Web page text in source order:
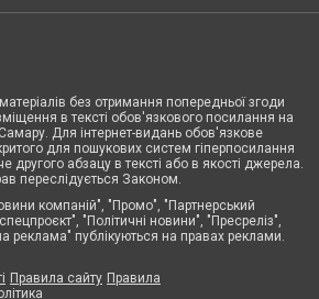
без отримання попередньої згоди
в тексті обов'язкового посилання на
Для інтернет-видань обов'язкове
для пошукових систем гіперпосилання
другого абзацу в тексті або в якості джерела.
переслідується Законом.
компаній", "Промо", "Партнерський
"Політичні новини", "Пресреліз",
реклама" публікуються на правах реклами.
Правила сайту Правила